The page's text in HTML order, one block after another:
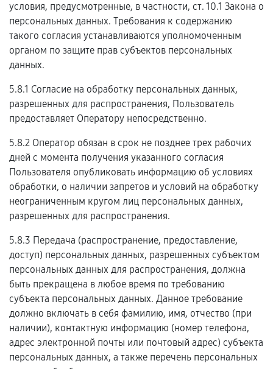
условия, предусмотренные, в частности, ст. 10.1 Закона о
персональных данных. Требования к содержанию
такого согласия устанавливаются уполномоченным
органом по защите прав субъектов персональных
данных.
5.8.1 Согласие на обработку персональных данных,
разрешенных для распространения, Пользователь
предоставляет Оператору непосредственно.
5.8.2 Оператор обязан в срок не позднее трех рабочих
дней с момента получения указанного согласия
Пользователя опубликовать информацию об условиях
обработки, о наличии запретов и условий на обработку
неограниченным кругом лиц персональных данных,
разрешенных для распространения.
5.8.3 Передача (распространение, предоставление,
доступ) персональных данных, разрешенных субъектом
персональных данных для распространения, должна
быть прекращена в любое время по требованию
субъекта персональных данных. Данное требование
должно включать в себя фамилию, имя, отчество (при
наличии), контактную информацию (номер телефона,
адрес электронной почты или почтовый адрес) субъекта
персональных данных, а также перечень персональных